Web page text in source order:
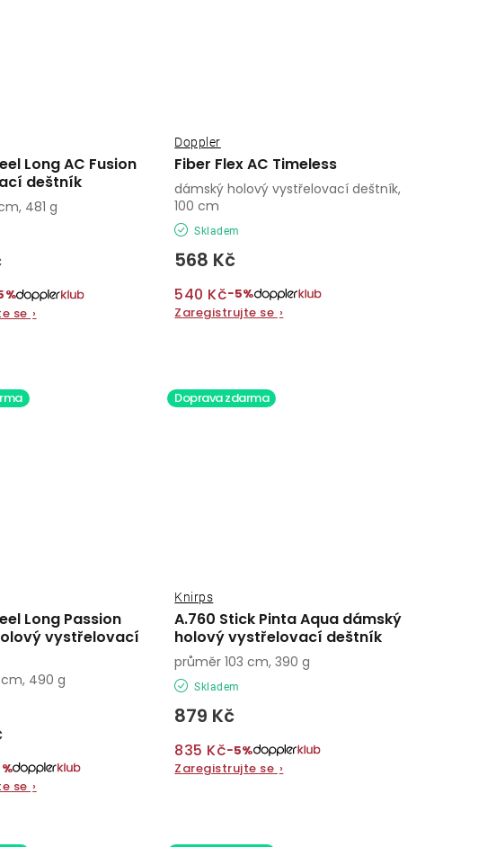
Long AC Fusion
deštník
se ›
481 g
Fiber Flex AC Timeless
Doppler
Skladem
568 Kč
540 Kč−5%
Zaregistrujte se ›
dámský holový vystřelovací deštník,
100 cm
Long Passion
vystřelovací
se ›
490 g
Doprava zdarma
A.760 Stick Pinta Aqua dámský
holový vystřelovací deštník
Knirps
Skladem
879 Kč
835 Kč−5%
Zaregistrujte se ›
průměr 103 cm, 390 g